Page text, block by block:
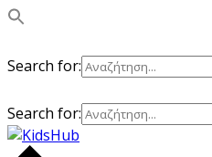
Search for:
Search for: